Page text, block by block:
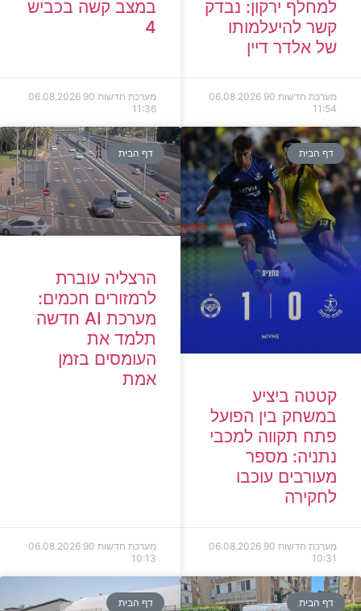
למחלף ירקון: נבדק
קשר להיעלמותו
של אלדר דיין
מערכת חדשות 90
06.08.2026
11:54
במצב קשה בכביש
4
מערכת חדשות 90
06.08.2026
11:36
דף הבית
קטטה ביציע
במשחק בין הפועל
פתח תקווה למכבי
נתניה: מספר
מעורבים עוכבו
לחקירה
מערכת חדשות 90
06.08.2026
10:31
דף הבית
הרצליה עוברת
לרמזורים חכמים:
מערכת AI חדשה
תלמד את
העומסים בזמן
אמת
מערכת חדשות 90
06.08.2026
10:13
דף הבית דף הבית